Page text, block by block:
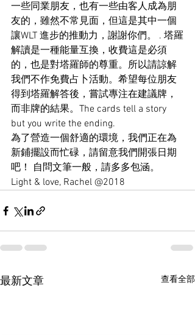
一些同業朋友，也有一些由客人成為朋
友的，雖然不常見面，但這是其中一個
讓WLT 進步的推動力，謝謝你們。 . 塔羅
解讀是一種能量互換，收費這是必須
的，也是對塔羅師的尊重。所以請諒解
我們不作免費占卜活動。希望每位朋友
得到塔羅解答後，嘗試專注在建議牌，
而非牌的結果。The cards tell a story
but you write the ending.
為了營造一個舒適的環境，我們正在為
新鋪擺設而忙碌，請留意我們開張日期
吧！ 自問文筆一般，請多多包涵。
Light & love, Rachel @2018
最新文章 查看全部